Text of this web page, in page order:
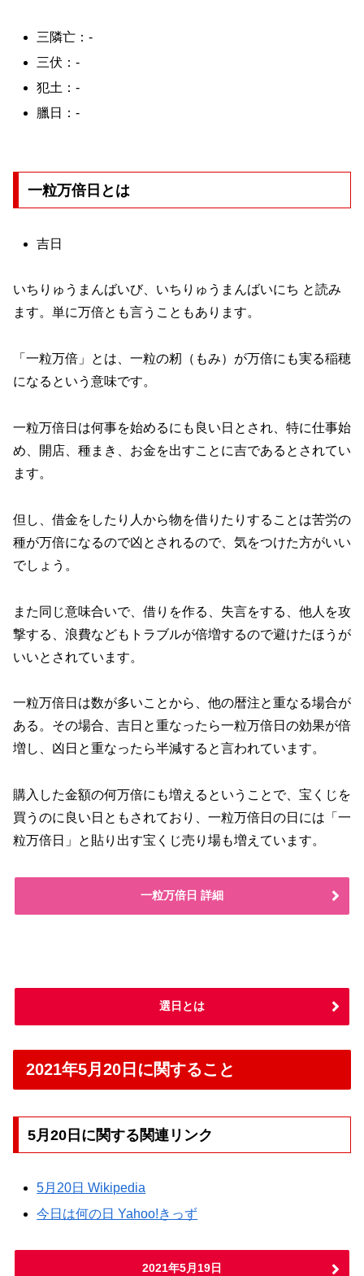
三隣亡：-
三伏：-
犯土：-
臘日：-
一粒万倍日とは
吉日
いちりゅうまんばいび、いちりゅうまんばいにち と読み
ます。単に万倍とも言うこともあります。
「一粒万倍」とは、一粒の籾（もみ）が万倍にも実る稲穂
になるという意味です。
一粒万倍日は何事を始めるにも良い日とされ、特に仕事始
め、開店、種まき、お金を出すことに吉であるとされてい
ます。
但し、借金をしたり人から物を借りたりすることは苦労の
種が万倍になるので凶とされるので、気をつけた方がいい
でしょう。
また同じ意味合いで、借りを作る、失言をする、他人を攻
撃する、浪費などもトラブルが倍増するので避けたほうが
いいとされています。
一粒万倍日は数が多いことから、他の暦注と重なる場合が
ある。その場合、吉日と重なったら一粒万倍日の効果が倍
増し、凶日と重なったら半減すると言われています。
購入した金額の何万倍にも増えるということで、宝くじを
買うのに良い日ともされており、一粒万倍日の日には「一
粒万倍日」と貼り出す宝くじ売り場も増えています。
一粒万倍日 詳細
選日とは
2021年5月20日に関すること
5月20日に関する関連リンク
5月20日 Wikipedia
今日は何の日 Yahoo!きっず
2021年5月19日